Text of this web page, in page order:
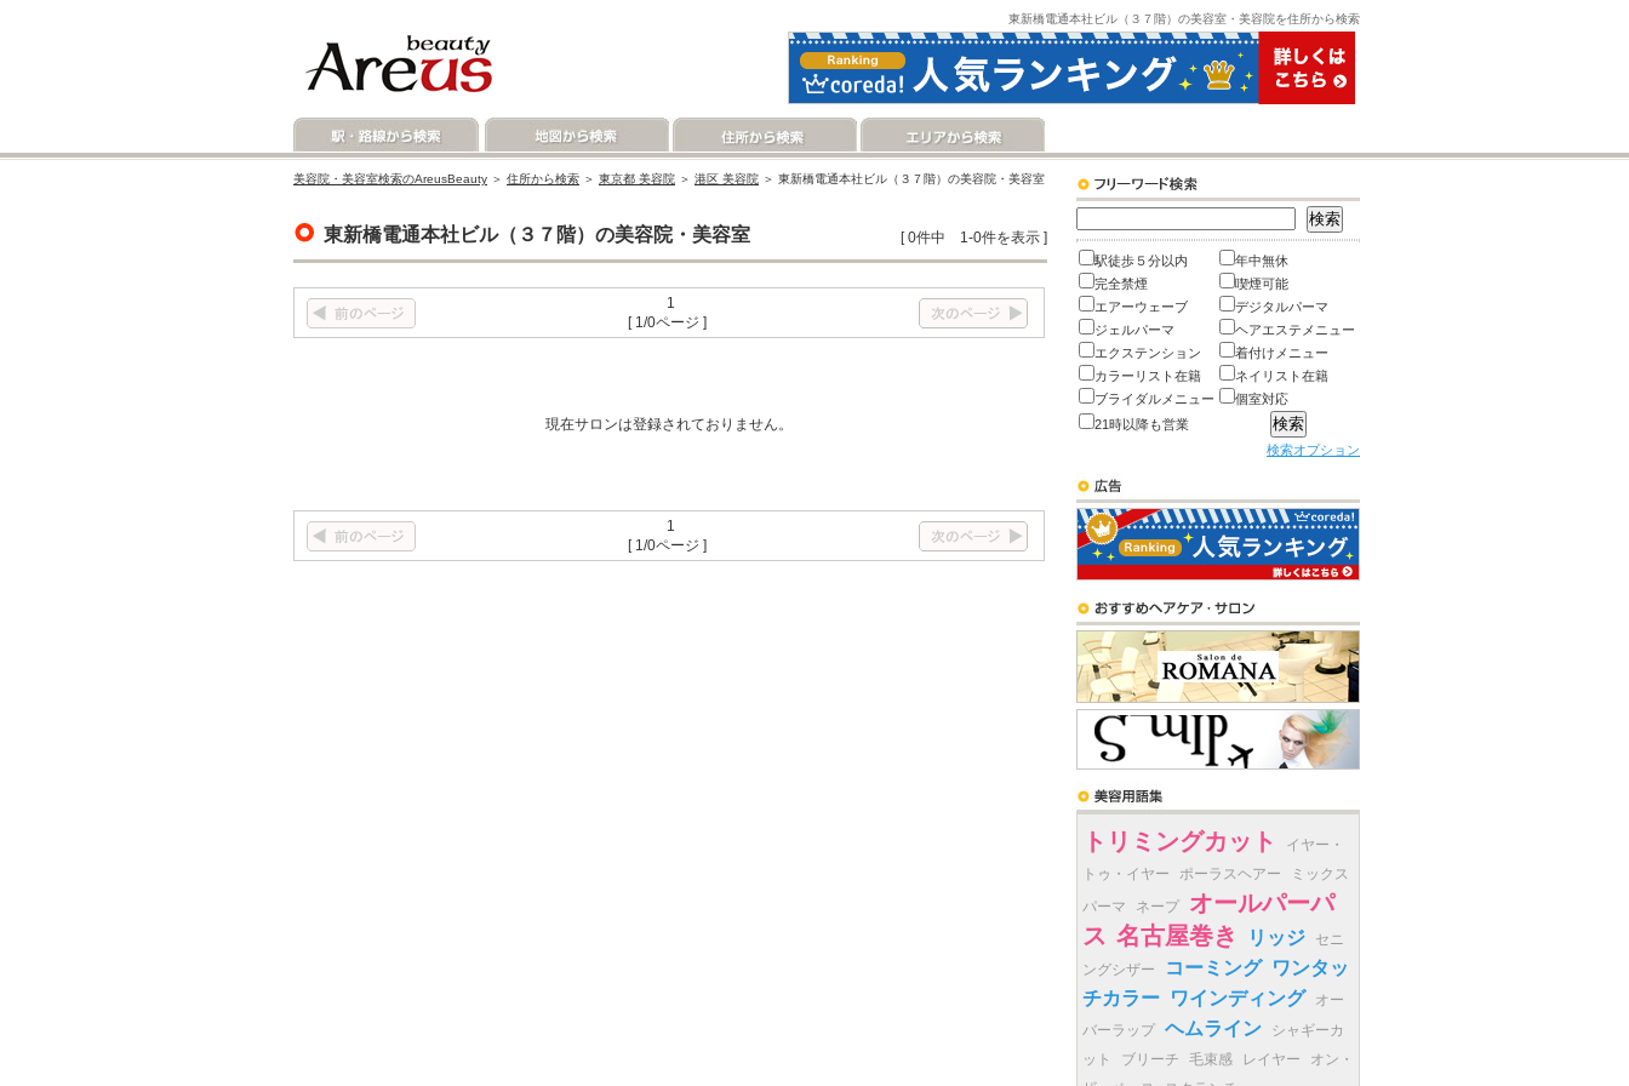
東新橋電通本社ビル（３７階）の美容室・美容院を住所から検索
美容院・美容室検索のAreusBeauty ＞ 住所から検索 ＞ 東京都 美容院 ＞ 港区 美容院 ＞ 東新橋電通本社ビル（３７階）の美容院・美容室
東新橋電通本社ビル（３７階）の美容院・美容室 [ 0件中 1-0件を表示 ]
1
[ 1/0ページ ]
現在サロンは登録されておりません。
1
[ 1/0ページ ]
駅徒歩５分以内
年中無休
完全禁煙
喫煙可能
エアーウェーブ
デジタルパーマ
ジェルパーマ
ヘアエステメニュー
エクステンション
着付けメニュー
カラーリスト在籍
ネイリスト在籍
ブライダルメニュー
個室対応
21時以降も営業
検索オプション
トリミングカット
イヤー・
トゥ・イヤー
ポーラスヘアー
ミックス
パーマ
ネープ
オールパーパ
ス 名古屋巻き リッジ
セニ
ングシザー
コーミング ワンタッ
チカラー ワインディング
オー
バーラップ ヘムライン
シャギーカ
ット
ブリーチ 毛束感 レイヤー
オン・